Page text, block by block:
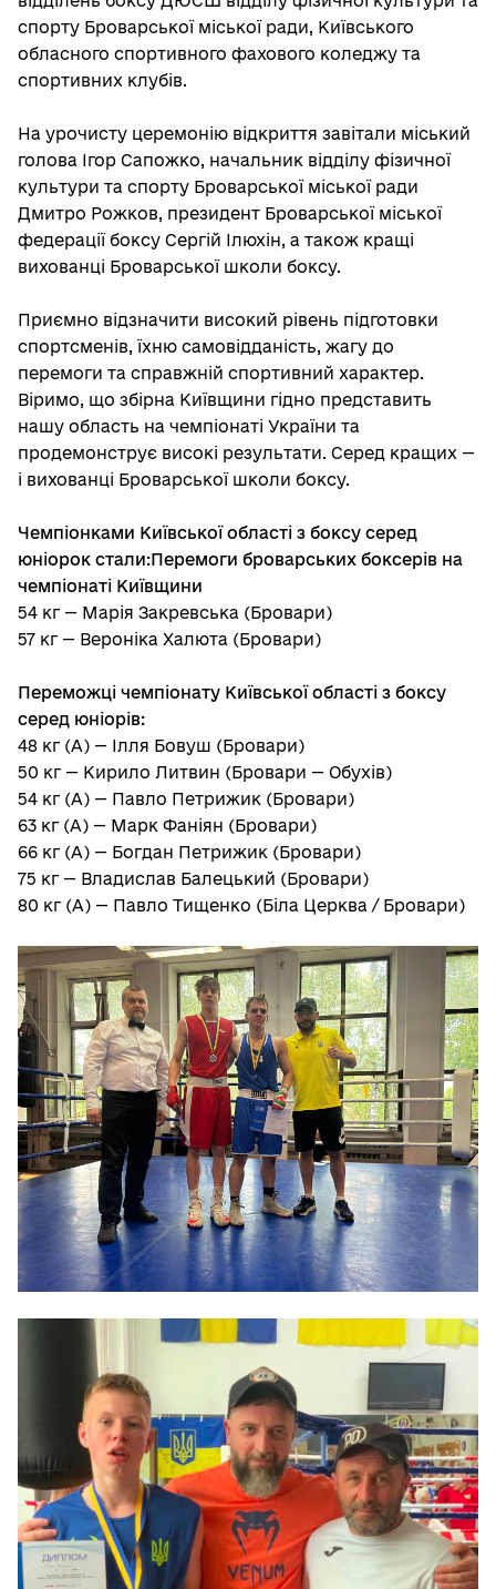
спорту Броварської міської ради, Київського
обласного спортивного фахового коледжу та
спортивних клубів.
На урочисту церемонію відкриття завітали міський
голова Ігор Сапожко, начальник відділу фізичної
культури та спорту Броварської міської ради
Дмитро Рожков, президент Броварської міської
федерації боксу Сергій Ілюхін, а також кращі
вихованці Броварської школи боксу.
Приємно відзначити високий рівень підготовки
спортсменів, їхню самовідданість, жагу до
перемоги та справжній спортивний характер.
Віримо, що збірна Київщини гідно представить
нашу область на чемпіонаті України та
продемонструє високі результати. Серед кращих —
і вихованці Броварської школи боксу.
Чемпіонками Київської області з боксу серед
юніорок стали:Перемоги броварських боксерів на
чемпіонаті Київщини
54 кг — Марія Закревська (Бровари)
57 кг — Вероніка Халюта (Бровари)
Переможці чемпіонату Київської області з боксу
серед юніорів:
48 кг (А) — Ілля Бовуш (Бровари)
50 кг — Кирило Литвин (Бровари — Обухів)
54 кг (А) — Павло Петрижик (Бровари)
63 кг (А) — Марк Фаніян (Бровари)
66 кг (А) — Богдан Петрижик (Бровари)
75 кг — Владислав Балецький (Бровари)
80 кг (А) — Павло Тищенко (Біла Церква / Бровари)